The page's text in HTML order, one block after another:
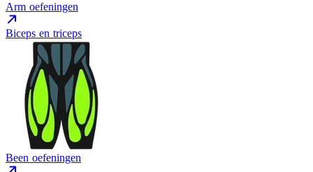
Arm oefeningen
Biceps en triceps
Been oefeningen